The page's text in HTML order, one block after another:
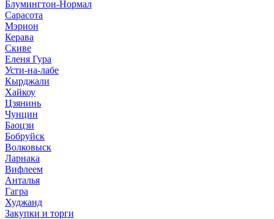
Блумингтон-Нормал
Сарасота
Мэрион
Керава
Скиве
Еленя Гура
Усти-на-лабе
Кырджали
Хайкоу
Цзянинь
Чунцин
Баоцзи
Бобруйск
Волковыск
Ларнака
Вифлеем
Анталья
Гагра
Худжанд
Закупки и торги